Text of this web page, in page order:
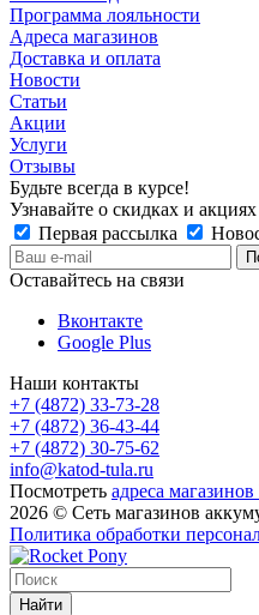
Программа лояльности
Адреса магазинов
Доставка и оплата
Новости
Статьи
Акции
Услуги
Отзывы
Будьте всегда в курсе!
Узнавайте о скидках и
Первая рассылка
Оставайтесь на связи
Вконтакте
Google Plus
Наши контакты
+7 (4872) 33-73-28
+7 (4872) 36-43-44
+7 (4872) 30-75-62
info@katod-tula.ru
Посмотреть адреса
2026 © Сеть магазинов
Политика обработки
Найти